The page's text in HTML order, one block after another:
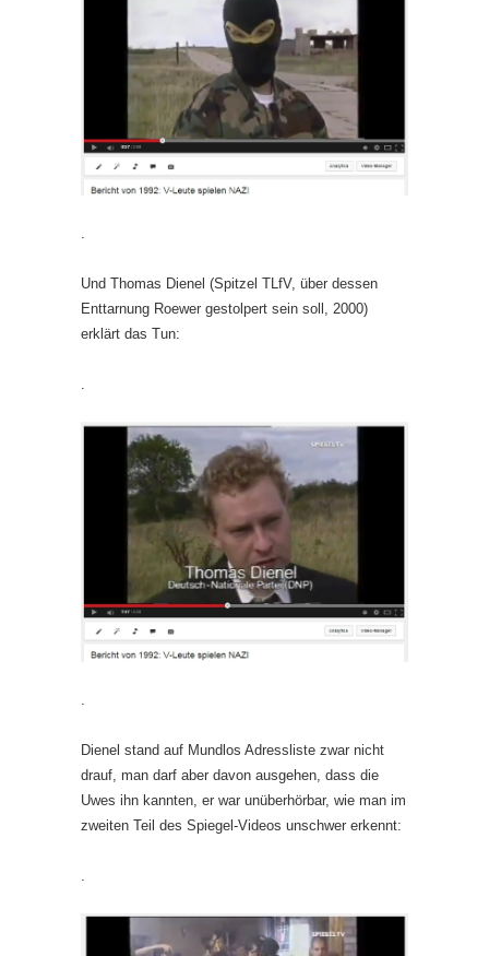
Und Thomas Dienel (Spitzel TLfV, über dessen
Enttarnung Roewer gestolpert sein soll, 2000)
erklärt das Tun:
.
Dienel stand auf Mundlos Adressliste zwar nicht
drauf, man darf aber davon ausgehen, dass die
Uwes ihn kannten, er war unüberhörbar, wie man im
zweiten Teil des Spiegel-Videos unschwer erkennt:
.